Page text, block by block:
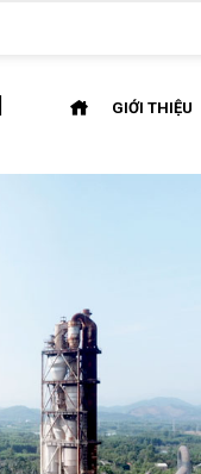
GIỚI THIỆU